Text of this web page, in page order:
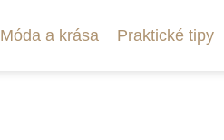
Móda a krása Praktické tipy